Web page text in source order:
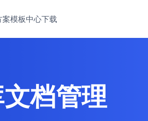
案模板中心下载
档管理